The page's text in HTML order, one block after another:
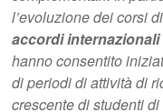
l’evoluzione dei corsi
accordi
hanno consentito
di periodi di attività di
crescente di studenti